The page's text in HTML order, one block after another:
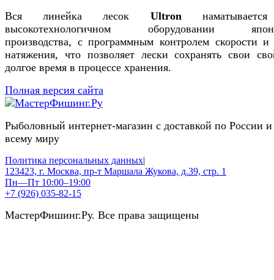
Вся линейка лесок Ultron
высокотехнологичном оборудовании
производства, с программным контролем скорости
натяжения, что позволяет лески сохранять свои
долгое время в процессе хранения.
Полная версия сайта
Рыболовный интернет-магазин с доставкой по России и
всему миру
Политика персональных данных|
123423, г. Москва, пр-т Маршала Жукова, д.39, стр. 1
Пн—Пт 10:00–19:00
+7 (926) 035-82-15
МастерФишинг.Ру. Все права защищены